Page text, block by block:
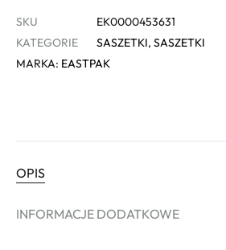
SKU
EK0000453631
KATEGORIE
SASZETKI, SASZETKI
MARKA: EASTPAK
OPIS
INFORMACJE DODATKOWE